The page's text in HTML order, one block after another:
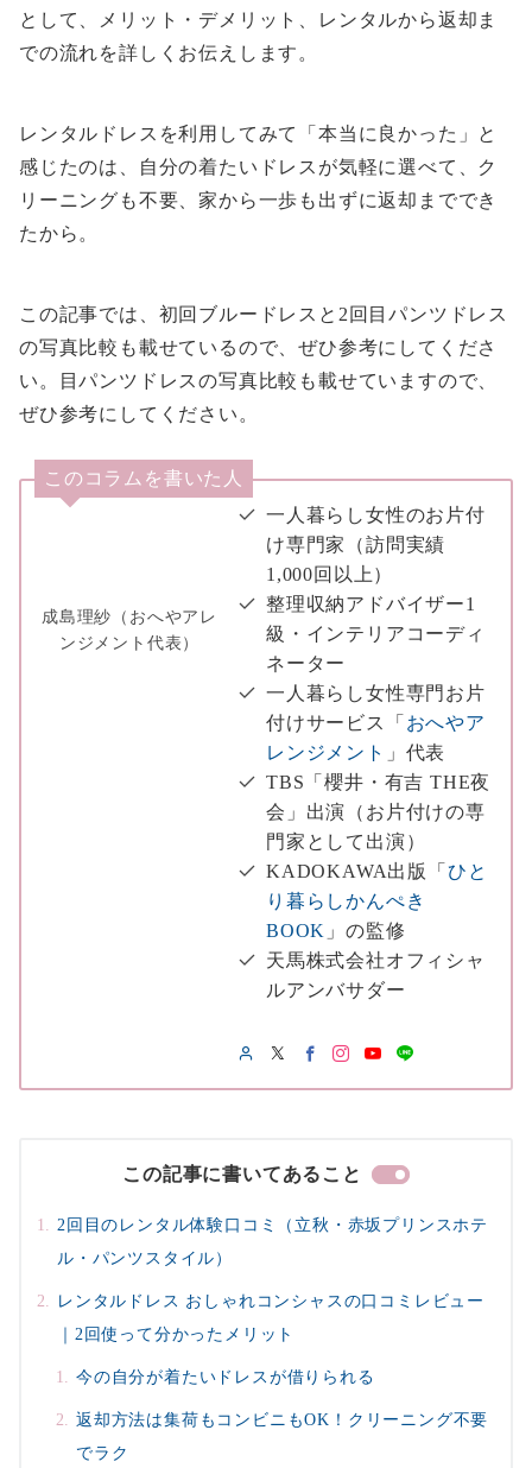
として、メリット・デメリット、レンタルから返却ま
での流れを詳しくお伝えします。
レンタルドレスを利用してみて「本当に良かった」と
感じたのは、自分の着たいドレスが気軽に選べて、ク
リーニングも不要、家から一歩も出ずに返却まででき
たから。
この記事では、初回ブルードレスと2回目パンツドレス
の写真比較も載せているので、ぜひ参考にしてくださ
い。目パンツドレスの写真比較も載せていますので、
ぜひ参考にしてください。
このコラムを書いた人
成島理紗（おへやアレ
ンジメント代表）
一人暮らし女性のお片付
け専門家（訪問実績
1,000回以上）
整理収納アドバイザー1
級・インテリアコーディ
ネーター
一人暮らし女性専門お片
付けサービス「 おへやア
レンジメント
」代表
TBS「櫻井・有吉 THE夜
会」出演（お片付けの専
門家として出演）
KADOKAWA出版「 ひと
り暮らしかんぺき
BOOK 」の監修
天馬株式会社オフィシャ
ルアンバサダー
この記事に書いてあること
2回目のレンタル体験口コミ（立秋・赤坂プリンスホテ
ル・パンツスタイル）
レンタルドレス おしゃれコンシャスの口コミレビュー
｜2回使って分かったメリット
今の自分が着たいドレスが借りられる
返却方法は集荷もコンビニもOK！クリーニング不要
でラク